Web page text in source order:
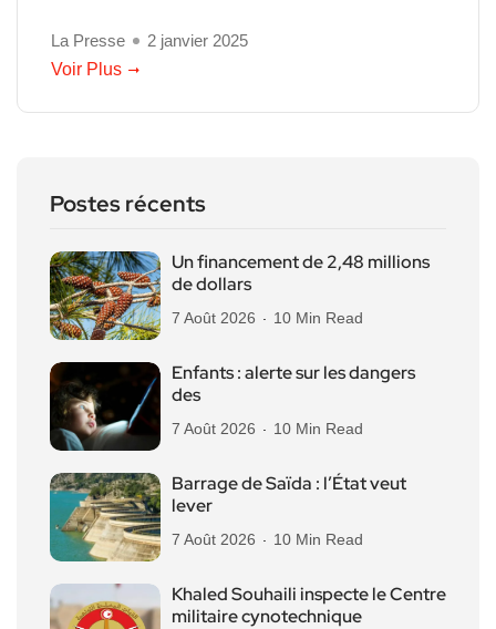
La Presse
2 janvier 2025
Voir Plus
Postes récents
Un financement de 2,48 millions
de dollars
7 Août 2026 10 Min Read
Enfants : alerte sur les dangers
des
7 Août 2026 10 Min Read
Barrage de Saïda : l’État veut
lever
7 Août 2026 10 Min Read
Khaled Souhaili inspecte le Centre
militaire cynotechnique